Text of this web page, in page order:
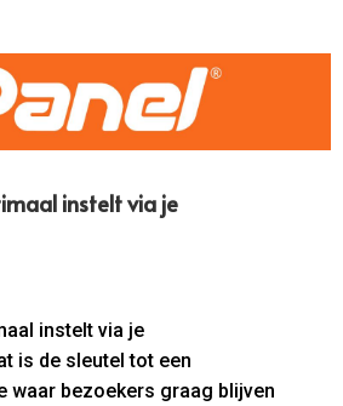
instelt via je
instelt via je
is de sleutel tot een
waar bezoekers graag blijven